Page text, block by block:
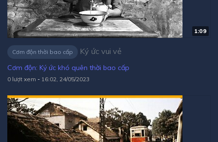
1:09
Cơm độn thời bao cấp Ký ức vui vẻ
Cơm độn: Ký ức khó quên thời bao cấp
0 lượt xem - 16:02, 24/05/2023